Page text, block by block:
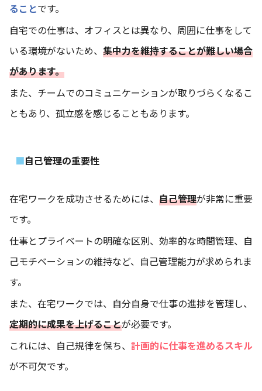
ることです。
自宅での仕事は、オフィスとは異なり、周囲に仕事をして
いる環境がないため、 集中力を維持することが難しい場合
があります。
また、チームでのコミュニケーションが取りづらくなるこ
ともあり、孤立感を感じることもあります。
自己管理の重要性
在宅ワークを成功させるためには、 自己管理が非常に重要
です。
仕事とプライベートの明確な区別、効率的な時間管理、自
己モチベーションの維持など、自己管理能力が求められま
す。
また、在宅ワークでは、自分自身で仕事の進捗を管理し、
定期的に成果を上げることが必要です。
これには、自己規律を保ち、 計画的に仕事を進めるスキル
が不可欠です。